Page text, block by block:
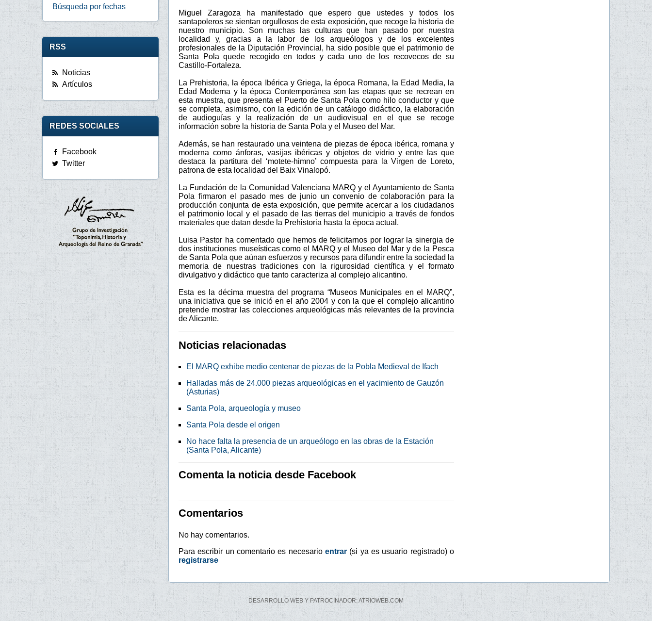
Miguel Zaragoza ha manifestado que espero que ustedes y todos los
santapoleros se sientan orgullosos de esta exposición, que recoge la historia de
nuestro municipio. Son muchas las culturas que han pasado por nuestra
localidad y, gracias a la labor de los arqueólogos y de los excelentes
profesionales de la Diputación Provincial, ha sido posible que el patrimonio de
Santa Pola quede recogido en todos y cada uno de los recovecos de su
Castillo-Fortaleza.
La Prehistoria, la época Ibérica y Griega, la época Romana, la Edad Media, la
Edad Moderna y la época Contemporánea son las etapas que se recrean en
esta muestra, que presenta el Puerto de Santa Pola como hilo conductor y que
se completa, asimismo, con la edición de un catálogo didáctico, la elaboración
de audioguías y la realización de un audiovisual en el que se recoge
información sobre la historia de Santa Pola y el Museo del Mar.
Además, se han restaurado una veintena de piezas de época ibérica, romana y
moderna como ánforas, vasijas ibéricas y objetos de vidrio y entre las que
destaca la partitura del ‘motete-himno’ compuesta para la Virgen de Loreto,
patrona de esta localidad del Baix Vinalopó.
La Fundación de la Comunidad Valenciana MARQ y el Ayuntamiento de Santa
Pola firmaron el pasado mes de junio un convenio de colaboración para la
producción conjunta de esta exposición, que permite acercar a los ciudadanos
el patrimonio local y el pasado de las tierras del municipio a través de fondos
materiales que datan desde la Prehistoria hasta la época actual.
Luisa Pastor ha comentado que hemos de felicitarnos por lograr la sinergia de
dos instituciones museísticas como el MARQ y el Museo del Mar y de la Pesca
de Santa Pola que aúnan esfuerzos y recursos para difundir entre la sociedad la
memoria de nuestras tradiciones con la rigurosidad científica y el formato
divulgativo y didáctico que tanto caracteriza al complejo alicantino.
Esta es la décima muestra del programa “Museos Municipales en el MARQ”,
una iniciativa que se inició en el año 2004 y con la que el complejo alicantino
pretende mostrar las colecciones arqueológicas más relevantes de la provincia
de Alicante.
Noticias relacionadas
El MARQ exhibe medio centenar de piezas de la Pobla Medieval de Ifach
Halladas más de 24.000 piezas arqueológicas en el yacimiento de Gauzón
(Asturias)
Santa Pola, arqueología y museo
Santa Pola desde el origen
No hace falta la presencia de un arqueólogo en las obras de la Estación
(Santa Pola, Alicante)
Comenta la noticia desde Facebook
Comentarios
No hay comentarios.
Para escribir un comentario es necesario entrar (si ya es usuario registrado) o
registrarse
Búsqueda por fechas
RSS
Noticias
Artículos
REDES SOCIALES
Facebook
Twitter
DESARROLLO WEB Y PATROCINADOR: ATRIOWEB.COM